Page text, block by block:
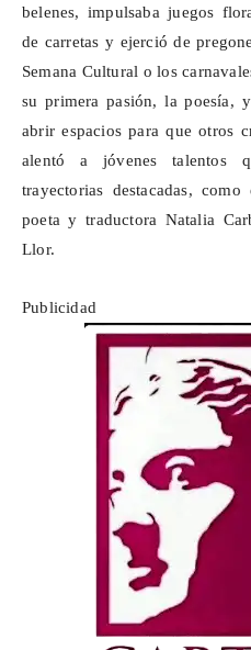
belenes, impulsaba juegos
de carretas y ejerció de
Semana Cultural o los
su primera pasión, la poesía,
abrir espacios para que otros
alentó a jóvenes talentos
trayectorias destacadas,
poeta y traductora Natalia
Llor.
Publicidad